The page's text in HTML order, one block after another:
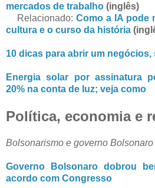
mercados de trabalho (inglês)
Relacionado:Como a IA pode
cultura e o curso da história
10 dicas para abrir um
Energia solar por assinatura
20% na conta de luz; veja como
Política, economia e
Bolsonarismo e governo Bolsonaro
Governo Bolsonaro dobrou
acordo com Congresso